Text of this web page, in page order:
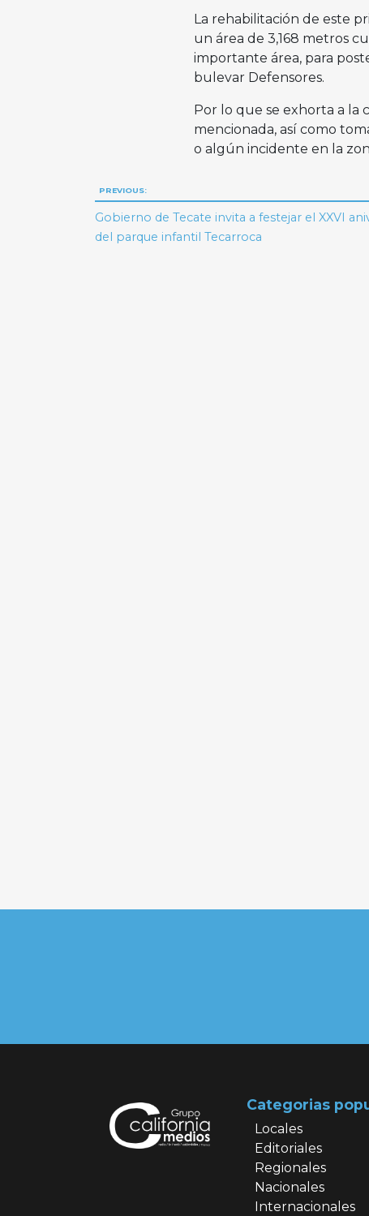
La rehabilitación de este
un área de 3,168 metros
importante área, para
bulevar Defensores.
Por lo que se exhorta a la
mencionada, así como
o algún incidente en la
Navegación
de
PREVIOUS:
Gobierno de Tecate invita a festejar el XXVI
del parque infantil Tecarroca
Categorias
Locales
Editoriales
Regionales
Nacionales
Internacionales